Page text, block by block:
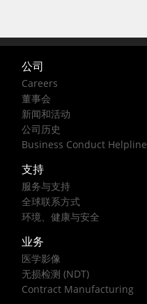
公司
Careers
董事会
新闻和活动
公司历史
Business Conduct Helpline
支持
服务与支持
全球联系方式
环境、健康与安全
业务
医学影像
无损检测 (NDT)
Contract Manufacturing